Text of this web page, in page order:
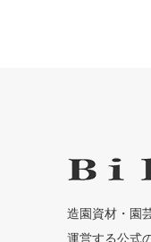
造園資材・園
運営する公式